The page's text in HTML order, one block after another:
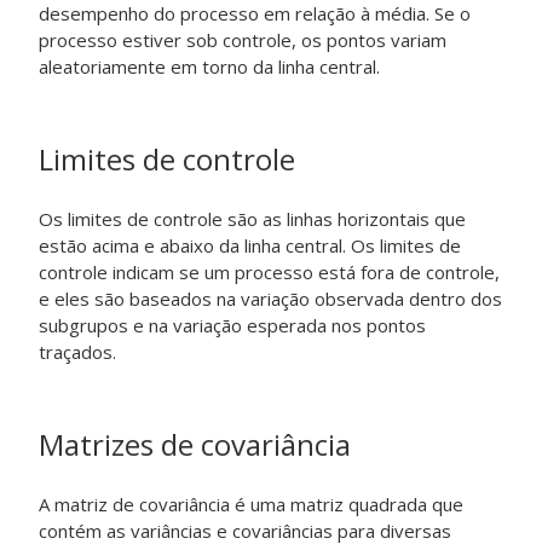
desempenho do processo em relação à média. Se o
processo estiver sob controle, os pontos variam
aleatoriamente em torno da linha central.
Limites de controle
Os limites de controle são as linhas horizontais que
estão acima e abaixo da linha central. Os limites de
controle indicam se um processo está fora de controle,
e eles são baseados na variação observada dentro dos
subgrupos e na variação esperada nos pontos
traçados.
Matrizes de covariância
A matriz de covariância é uma matriz quadrada que
contém as variâncias e covariâncias para diversas